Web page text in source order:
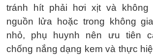
tránh hít phải hơi xịt và không
nguồn lửa hoặc trong không
nhỏ, phụ huynh nên ưu tiên
chống nắng dạng kem và thực